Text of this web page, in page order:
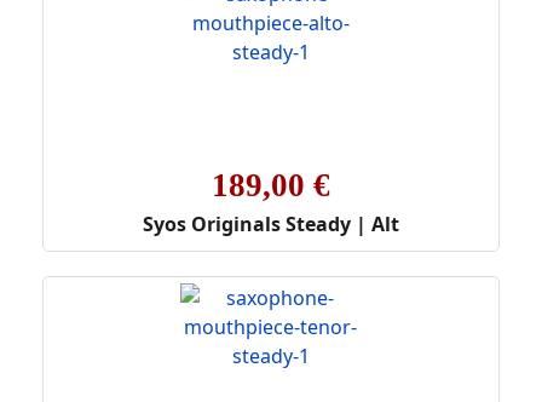
189,00 €
Syos Originals Steady | Alt